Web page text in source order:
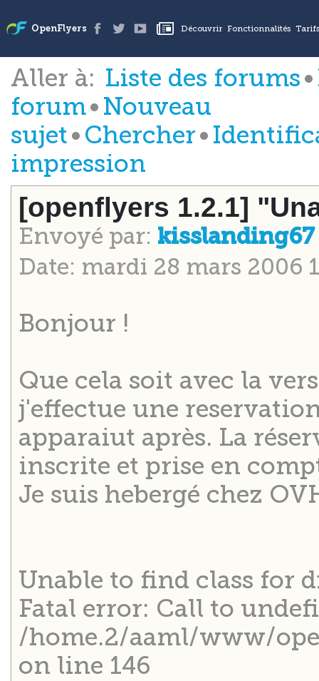
Aller à: Liste des forums•
forum•Nouveau
sujet•Chercher•
impression
[openflyers 1.2.1]
Envoyé par:
Date: mardi 28 mars 2006
Bonjour !
Que cela soit avec la
j'effectue une
apparaiut après. La
inscrite et prise en
Je suis hebergé chez
Unable to find class for
Fatal error: Call to
/home.2/aaml/www/
on line 146